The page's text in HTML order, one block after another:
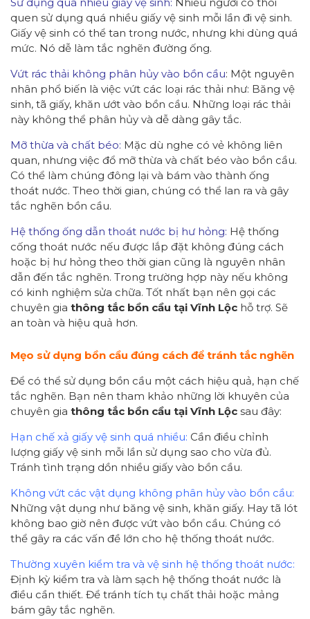
quen sử dụng quá nhiều giấy vệ sinh mỗi lần đi vệ sinh.
Giấy vệ sinh có thể tan trong nước, nhưng khi dùng quá
mức. Nó dễ làm tắc nghẽn đường ống.
Vứt rác thải không phân hủy vào bồn cầu: Một nguyên
nhân phổ biến là việc vứt các loại rác thải như: Băng vệ
sinh, tã giấy, khăn ướt vào bồn cầu. Những loại rác thải
này không thể phân hủy và dễ dàng gây tắc.
Mỡ thừa và chất béo: Mặc dù nghe có vẻ không liên
quan, nhưng việc đổ mỡ thừa và chất béo vào bồn cầu.
Có thể làm chúng đông lại và bám vào thành ống
thoát nước. Theo thời gian, chúng có thể lan ra và gây
tắc nghẽn bồn cầu.
Hệ thống ống dẫn thoát nước bị hư hỏng: Hệ thống
cống thoát nước nếu được lắp đặt không đúng cách
hoặc bị hư hỏng theo thời gian cũng là nguyên nhân
dẫn đến tắc nghẽn. Trong trường hợp này nếu không
có kinh nghiệm sửa chữa. Tốt nhất bạn nên gọi các
chuyên gia thông tắc bồn cầu tại Vĩnh Lộc hỗ trợ. Sẽ
an toàn và hiệu quả hơn.
Mẹo sử dụng bồn cầu đúng cách để tránh tắc nghẽn
Để có thể sử dụng bồn cầu một cách hiệu quả, hạn chế
tắc nghẽn. Bạn nên tham khảo những lời khuyên của
chuyên gia thông tắc bồn cầu tại Vĩnh Lộc sau đây:
Hạn chế xả giấy vệ sinh quá nhiều: Cần điều chỉnh
lượng giấy vệ sinh mỗi lần sử dụng sao cho vừa đủ.
Tránh tình trạng dồn nhiều giấy vào bồn cầu.
Không vứt các vật dụng không phân hủy vào bồn cầu:
Những vật dụng như băng vệ sinh, khăn giấy. Hay tã lót
không bao giờ nên được vứt vào bồn cầu. Chúng có
thể gây ra các vấn đề lớn cho hệ thống thoát nước.
Thường xuyên kiểm tra và vệ sinh hệ thống thoát nước:
Định kỳ kiểm tra và làm sạch hệ thống thoát nước là
điều cần thiết. Để tránh tích tụ chất thải hoặc mảng
bám gây tắc nghẽn.